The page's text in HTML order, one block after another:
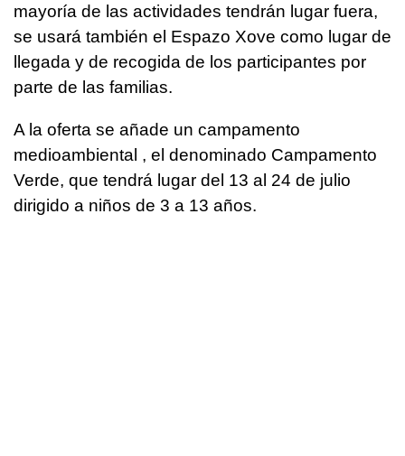
mayoría de las actividades tendrán lugar fuera,
se usará también el Espazo Xove como lugar de
llegada y de recogida de los participantes por
parte de las familias.
A la oferta se añade un campamento
medioambiental , el denominado Campamento
Verde, que tendrá lugar del 13 al 24 de julio
dirigido a niños de 3 a 13 años.